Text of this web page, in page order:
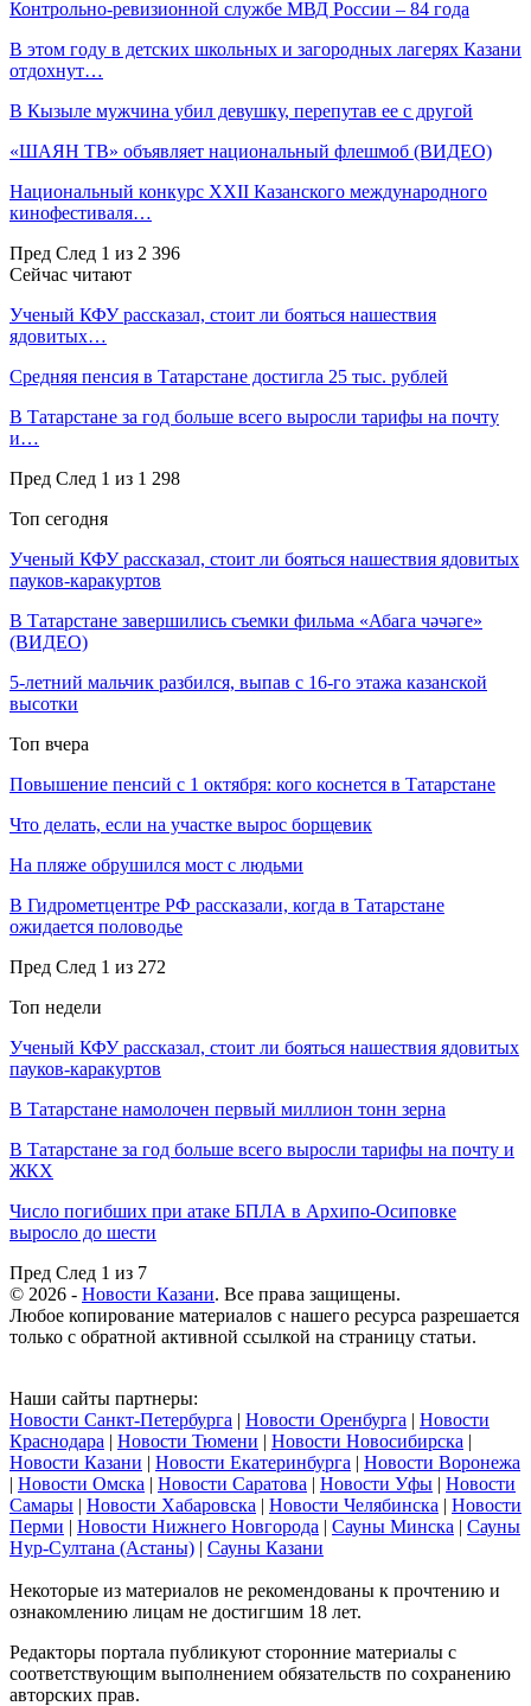
Контрольно-ревизионной службе МВД России – 84 года
В этом году в детских школьных и загородных лагерях Казани
отдохнут…
В Кызыле мужчина убил девушку, перепутав ее с другой
«ШАЯН ТВ» объявляет национальный флешмоб (ВИДЕО)
Национальный конкурс XXII Казанского международного
кинофестиваля…
Пред След 1 из 2 396
Сейчас читают
Ученый КФУ рассказал, стоит ли бояться нашествия
ядовитых…
Средняя пенсия в Татарстане достигла 25 тыс. рублей
В Татарстане за год больше всего выросли тарифы на почту
и…
Пред След 1 из 1 298
Топ сегодня
Ученый КФУ рассказал, стоит ли бояться нашествия ядовитых
пауков-каракуртов
В Татарстане завершились съемки фильма «Абага чәчәге»
(ВИДЕО)
5-летний мальчик разбился, выпав с 16-го этажа казанской
высотки
Топ вчера
Повышение пенсий с 1 октября: кого коснется в Татарстане
Что делать, если на участке вырос борщевик
На пляже обрушился мост с людьми
В Гидрометцентре РФ рассказали, когда в Татарстане
ожидается половодье
Пред След 1 из 272
Топ недели
Ученый КФУ рассказал, стоит ли бояться нашествия ядовитых
пауков-каракуртов
В Татарстане намолочен первый миллион тонн зерна
В Татарстане за год больше всего выросли тарифы на почту и
ЖКХ
Число погибших при атаке БПЛА в Архипо-Осиповке
выросло до шести
Пред След 1 из 7
© 2026 - Новости Казани. Все права защищены.
Любое копирование материалов с нашего ресурса разрешается
только с обратной активной ссылкой на страницу статьи.
Наши сайты партнеры:
Новости Санкт-Петербурга | Новости Оренбурга | Новости
Краснодара | Новости Тюмени | Новости Новосибирска |
Новости Казани | Новости Екатеринбурга | Новости Воронежа
| Новости Омска | Новости Саратова | Новости Уфы | Новости
Самары | Новости Хабаровска | Новости Челябинска | Новости
Перми | Новости Нижнего Новгорода | Сауны Минска | Сауны
Нур-Султана (Астаны) | Сауны Казани
Некоторые из материалов не рекомендованы к прочтению и
ознакомлению лицам не достигшим 18 лет.
Редакторы портала публикуют сторонние материалы с
соответствующим выполнением обязательств по сохранению
авторских прав.